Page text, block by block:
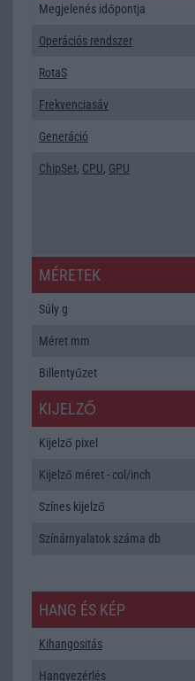
Megjelenés időpontja
Operációs rendszer
RotaS
Frekvenciasáv
Generáció
ChipSet, CPU, GPU
MÉRETEK
Súly g
Méret mm
Billentyűzet
KIJELZŐ
Kijelző pixel
Kijelző méret - col/inch
Színes kijelző
Színárnyalatok száma db
HANG ÉS KÉP
Kihangositás
Hangvezérlés